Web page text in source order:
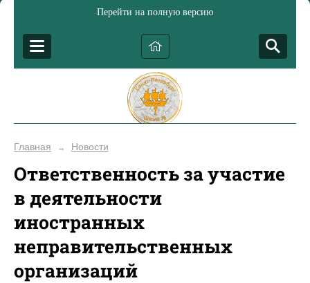
Перейти на полную версию
Главная → Новости
Ответственность за участие
в деятельности
иностранных
неправительственных
организаций